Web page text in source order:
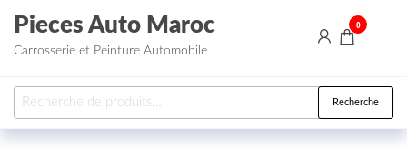
Aller au contenu
Pieces Auto Maroc
Carrosserie et Peinture Automobile
0
Recherche pour : Recherche